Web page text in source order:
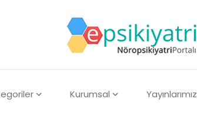
Kurumsal Yayınlarımız